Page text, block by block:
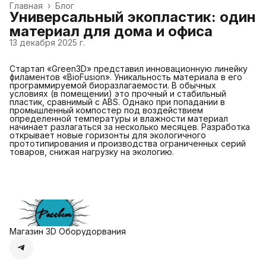
Блог
Главная ›
Универсальный экопластик: один
материал для дома и офиса
13 декабря 2025 г.
Стартап «Green3D» представил инновационную линейку
филаментов «BioFusion». Уникальность материала в его
программируемой биоразлагаемости. В обычных
условиях (в помещении) это прочный и стабильный
пластик, сравнимый с ABS. Однако при попадании в
промышленный компостер под воздействием
определенной температуры и влажности материал
начинает разлагаться за несколько месяцев. Разработка
открывает новые горизонты для экологичного
прототипирования и производства ограниченных серий
товаров, снижая нагрузку на экологию.
Магазин 3D Оборудорвания